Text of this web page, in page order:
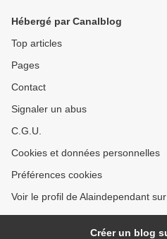
Hébergé par Canalblog
Top articles
Pages
Contact
Signaler un abus
C.G.U.
Cookies et données personnelles
Préférences cookies
Voir le profil de Alaindependant
Créer un blog